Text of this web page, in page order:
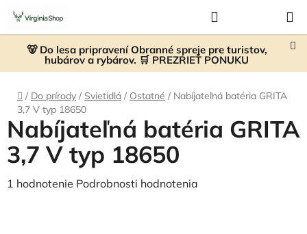
Prejsť
obsah
🐻 Do lesa pripravení Obranné spreje pre turistov,
hubárov a rybárov. 🛒 PREZRIEŤ PONUKU
KOŠÍK
Domov
/ Do prírody / Svietidlá / Ostatné / Nabíjateľná batéria GRITA
3,7 V typ 18650
Nabíjateľná batéria GRITA
3,7 V typ 18650
Priemerné
1 hodnotenie Podrobnosti hodnotenia